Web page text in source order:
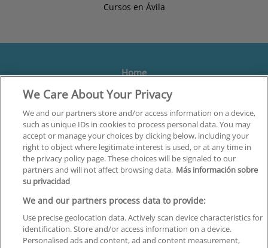
Cursos en Ávila
Home
Formación
Centros
Orientación
Quiénes somos
Contacta
Aviso Legal
Política de Privacidad
Política de Cookies
We Care About Your Privacy
We and our partners store and/or access information on a device,
such as unique IDs in cookies to process personal data. You may
accept or manage your choices by clicking below, including your
right to object where legitimate interest is used, or at any time in
the privacy policy page. These choices will be signaled to our
partners and will not affect browsing data. Más información sobre
su privacidad
We and our partners process data to provide:
Use precise geolocation data. Actively scan device characteristics for
identification. Store and/or access information on a device.
Personalised ads and content, ad and content measurement,